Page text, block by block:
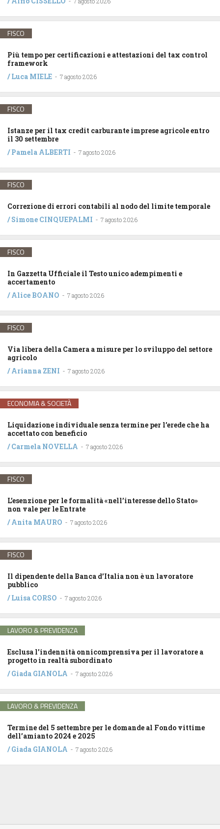
FISCO
Più tempo per certificazioni e attestazioni del tax control
framework
/Luca MIELE - 7 agosto 2026
FISCO
Istanze per il tax credit carburante imprese agricole entro
il 30 settembre
/Pamela ALBERTI - 7 agosto 2026
FISCO
Correzione di errori contabili al nodo del limite temporale
/Simone CINQUEPALMI - 7 agosto 2026
FISCO
In Gazzetta Ufficiale il Testo unico adempimenti e
accertamento
/Alice BOANO - 7 agosto 2026
FISCO
Via libera della Camera a misure per lo sviluppo del settore
agricolo
/Arianna ZENI - 7 agosto 2026
ECONOMIA & SOCIETÀ
Liquidazione individuale senza termine per l’erede che ha
accettato con beneficio
/Carmela NOVELLA - 7 agosto 2026
FISCO
L’esenzione per le formalità «nell’interesse dello Stato»
non vale per le Entrate
/Anita MAURO - 7 agosto 2026
FISCO
Il dipendente della Banca d’Italia non è un lavoratore
pubblico
/Luisa CORSO - 7 agosto 2026
LAVORO & PREVIDENZA
Esclusa l’indennità onnicomprensiva per il lavoratore a
progetto in realtà subordinato
/Giada GIANOLA - 7 agosto 2026
LAVORO & PREVIDENZA
Termine del 5 settembre per le domande al Fondo vittime
dell’amianto 2024 e 2025
/Giada GIANOLA - 7 agosto 2026